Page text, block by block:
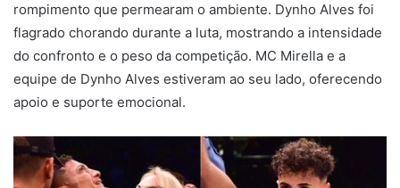
rompimento que permearam o ambiente. Dynho Alves foi
flagrado chorando durante a luta, mostrando a intensidade
do confronto e o peso da competição. MC Mirella e a
equipe de Dynho Alves estiveram ao seu lado, oferecendo
apoio e suporte emocional.